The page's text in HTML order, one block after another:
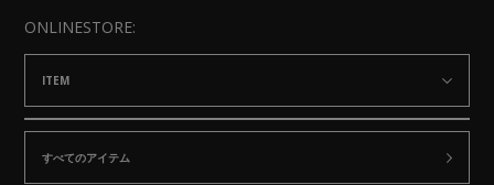
ONLINESTORE:
ITEM
すべてのアイテム